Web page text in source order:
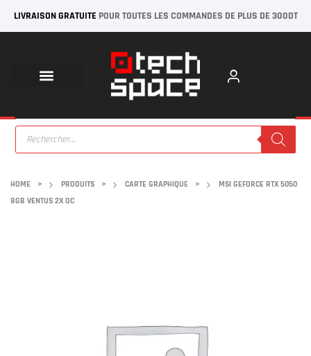
LIVRAISON GRATUITE POUR TOUTES LES COMMANDES DE PLUS DE 300DT
HOME > PRODUITS > CARTE GRAPHIQUE >
MSI GEFORCE RTX 5050
8GB VENTUS 2X OC